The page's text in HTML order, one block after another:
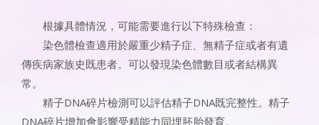
根據具體情況，可能需要進行以下特殊檢查：
染色體檢查適用於嚴重少精子症、無精子症或者有遺
傳疾病家族史既患者。可以發現染色體數目或者結構異
常。
精子DNA碎片檢測可以評估精子DNA既完整性。精子
DNA碎片增加會影響受精能力同埋胚胎發育。